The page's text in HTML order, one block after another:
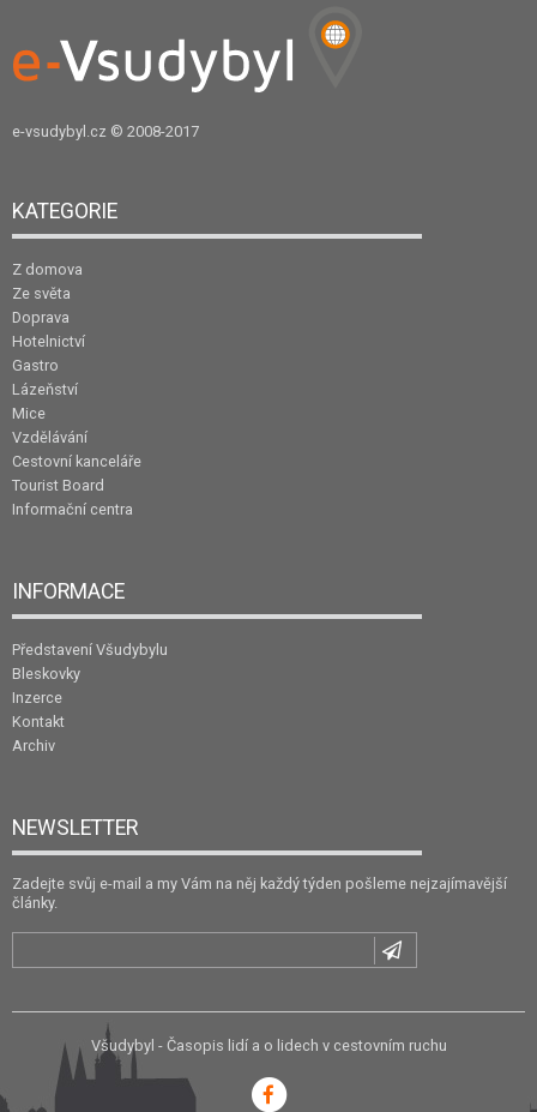
e-vsudybyl.cz © 2008-2017
KATEGORIE
Z domova
Ze světa
Doprava
Hotelnictví
Gastro
Lázeňství
Mice
Vzdělávání
Cestovní kanceláře
Tourist Board
Informační centra
INFORMACE
Představení Všudybylu
Bleskovky
Inzerce
Kontakt
Archiv
NEWSLETTER
Zadejte svůj e-mail a my Vám na něj každý týden pošleme nejzajímavější
články.
Všudybyl - Časopis lidí a o lidech v cestovním ruchu